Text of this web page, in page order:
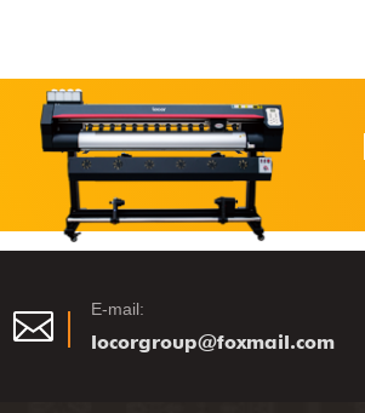
E-mail:
locorgroup@foxmail.com